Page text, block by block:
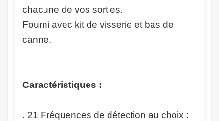
chacune de vos sorties.
Fourni avec kit de visserie et bas de
canne.
Caractéristiques :
. 21 Fréquences de détection au choix :